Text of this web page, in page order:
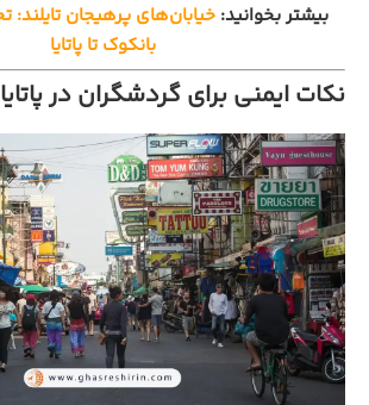
بیشتر بخوانید: خیابان‌های پرهیجان تایلند:
بانکوک تا پاتایا
نکات ایمنی برای گردشگران در پاتایا